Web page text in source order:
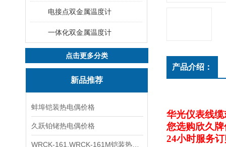
电接点双金属温度计
一体化双金属温度计
点击更多分类
新品推荐
蚌埠铠装热电偶价格
久跃铂铑热电偶价格
产品介绍：
华光仪表线
您选购欣久
24小时服务